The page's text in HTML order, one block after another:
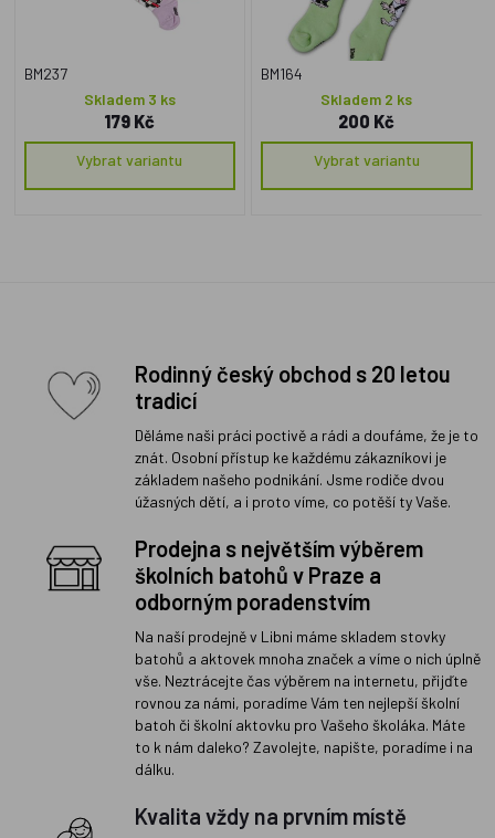
BM237
Skladem 3 ks
179 Kč
Vybrat variantu
BM164
Skladem 2 ks
200 Kč
Vybrat variantu
Rodinný český obchod s 20 letou
tradicí
Děláme naši práci poctivě a rádi a doufáme, že je to
znát. Osobní přístup ke každému zákazníkovi je
základem našeho podnikání. Jsme rodiče dvou
úžasných dětí, a i proto víme, co potěší ty Vaše.
Prodejna s největším výběrem
školních batohů v Praze a
odborným poradenstvím
Na naší prodejně v Libni máme skladem stovky
batohů a aktovek mnoha značek a víme o nich úplně
vše. Neztrácejte čas výběrem na internetu, přijďte
rovnou za námi, poradíme Vám ten nejlepší školní
batoh či školní aktovku pro Vašeho školáka. Máte
to k nám daleko? Zavolejte, napište, poradíme i na
dálku.
Kvalita vždy na prvním místě